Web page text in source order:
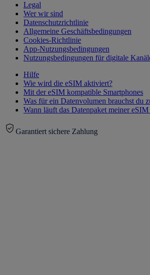
Legal
Wer wir sind
Datenschutzrichtlinie
Allgemeine Geschäftsbedingungen
Cookies-Richtlinie
App-Nutzungsbedingungen
Nutzungsbedingungen für digitale
Hilfe
Wie wird die eSIM aktiviert?
Mit der eSIM kompatible Smartphones
Was für ein Datenvolumen brauchst du
Wann läuft das Datenpaket meiner eSIM
Garantiert sichere Zahlung